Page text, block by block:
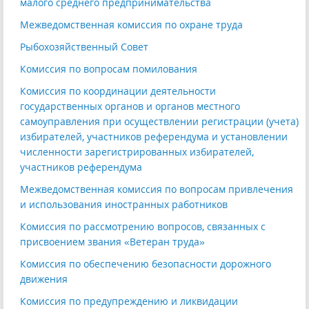
Межведомственная комиссия по охране труда
Рыбохозяйственный Совет
Комиссия по вопросам помилования
Комиссия по координации деятельности
государственных органов и органов местного
самоуправления при осуществлении регистрации (учета)
избирателей, участников референдума и установлении
численности зарегистрированных избирателей,
участников референдума
Межведомственная комиссия по вопросам привлечения
и использования иностранных работников
Комиссия по рассмотрению вопросов, связанных с
присвоением звания «Ветеран труда»
Комиссия по обеспечению безопасности дорожного
движения
Комиссия по предупреждению и ликвидации